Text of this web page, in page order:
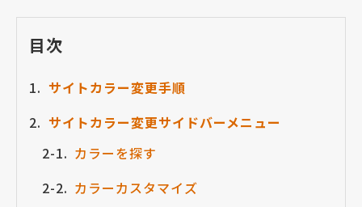
目次
サイトカラー変更手順
サイトカラー変更サイドバーメニュー
カラーを探す
カラーカスタマイズ